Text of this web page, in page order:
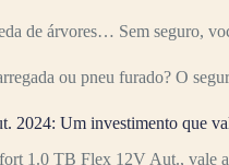
de árvores… Sem seguro,
ou pneu furado? O
2024: Um investimento que
1.0 TB Flex 12V Aut., vale a